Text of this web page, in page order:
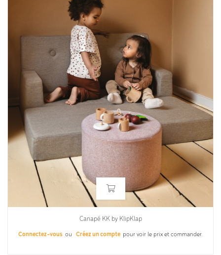
Canapé KK by KlipKlap
Connectez-vous ou Créez un compte pour voir le prix et commander.